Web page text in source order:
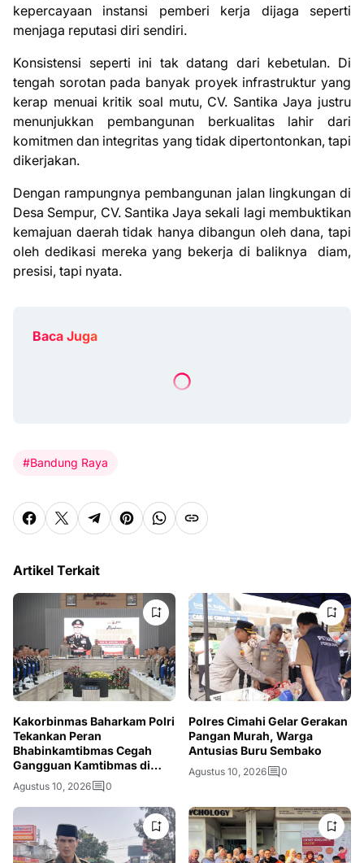
kepercayaan instansi pemberi kerja dijaga seperti
menjaga reputasi diri sendiri.
Konsistensi seperti ini tak datang dari kebetulan. Di
tengah sorotan pada banyak proyek infrastruktur yang
kerap menuai kritik soal mutu, CV. Santika Jaya justru
menunjukkan pembangunan berkualitas lahir dari
komitmen dan integritas yang tidak dipertontonkan, tapi
dikerjakan.
Dengan rampungnya pembangunan jalan lingkungan di
Desa Sempur, CV. Santika Jaya sekali lagi membuktikan
kemajuan daerah tidak hanya dibangun oleh dana, tapi
oleh dedikasi mereka yang bekerja di baliknya diam,
presisi, tapi nyata.
Baca Juga
#Bandung Raya
Artikel Terkait
Kakorbinmas Baharkam Polri
Tekankan Peran
Bhabinkamtibmas Cegah
Gangguan Kamtibmas di
Cimahi Ki
Agustus 10, 2026 0
Polres Cimahi Gelar Gerakan
Pangan Murah, Warga
Antusias Buru Sembako
Agustus 10, 2026 0